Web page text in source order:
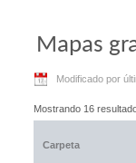
Mapas
Modificado por
Mostrando 16
Carpeta